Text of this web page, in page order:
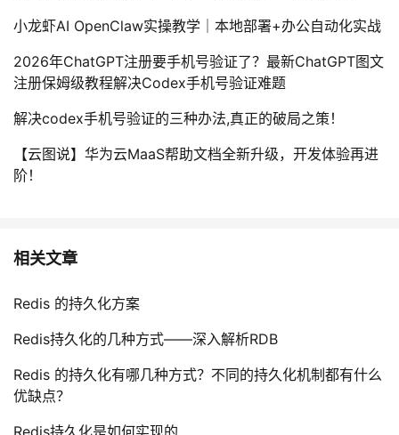
小龙虾AI OpenClaw实操教学｜本地部署+办公自动化实战
2026年ChatGPT注册要手机号验证了？最新ChatGPT图文
注册保姆级教程解决Codex手机号验证难题
解决codex手机号验证的三种办法,真正的破局之策！
【云图说】华为云MaaS帮助文档全新升级，开发体验再进
阶！
相关文章
Redis 的持久化方案
Redis持久化的几种方式——深入解析RDB
Redis 的持久化有哪几种方式？不同的持久化机制都有什么
优缺点？
Redis持久化是如何实现的